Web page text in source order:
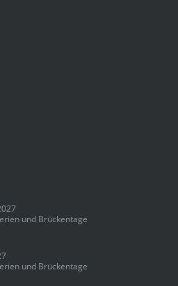
und Brückentage
und Brückentage